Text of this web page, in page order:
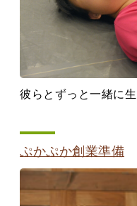
彼らとずっと一緒に
ぷかぷか創業準備